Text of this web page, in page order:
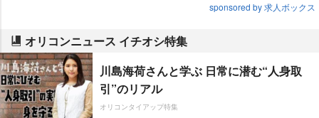
sponsored by 求人ボックス
オリコンニュース イチオシ特集
川島海荷さんと学ぶ 日常に潜む“人身取
引”のリアル
オリコンタイアップ特集